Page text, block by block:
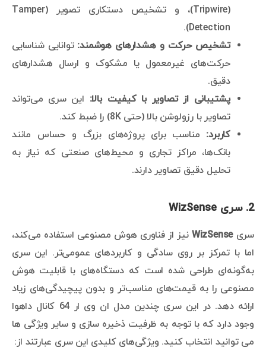
(Tripwire)، و تشخیص دستکاری تصویر (Tamper
Detection).
تشخیص حرکت و هشدارهای هوشمند: توانایی شناسایی
حرکت‌های غیرمعمول یا مشکوک و ارسال هشدارهای
دقیق.
پشتیبانی از تصاویر با کیفیت بالا: این سری می‌تواند
تصاویر با رزولوشن بالا (حتی 8K) را ضبط کند.
کاربرد: مناسب برای پروژه‌های بزرگ و حساس مانند
بانک‌ها، مراکز تجاری و محیط‌های صنعتی که نیاز به
تحلیل دقیق تصاویر دارند.
2. سری WizSense
سریWizSense نیز از فناوری هوش مصنوعی استفاده می‌کند،
اما با تمرکز بر روی سادگی و کاربردهای عمومی‌تر. این سری
به‌گونه‌ای طراحی شده است که دستگاه‌های با قابلیت هوش
مصنوعی را به قیمت‌های مناسب‌تر و بدون پیچیدگی‌های زیاد
ارائه دهد. در این سری چندین مدل ان وی ار 64 کانال داهوا
وجود دارد که با توجه به ظرفیت ذخیره سازی و سایر ویژگی ها
می توانید انتخاب کنید. ویژگی‌های کلیدی این سری عبارتند از: